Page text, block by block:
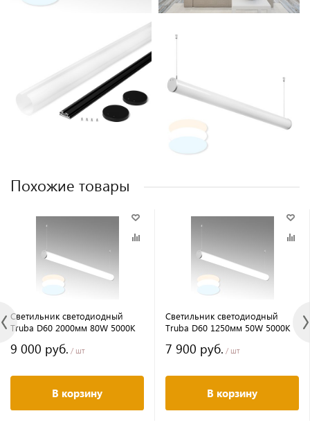
Похожие товары
Светильник светодиодный
Truba D60 2000мм 80W 5000К
9 000 руб. / шт
В корзину
Светильник светодиодный
Truba D60 1250мм 50W 5000К
7 900 руб. / шт
В корзину